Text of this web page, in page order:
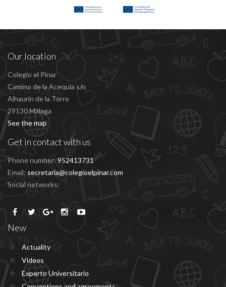
Our location
Colegio el Pinar
Camino de la Acequía s/n
Alhaurín de la Torre
29130 Málaga
See the map
Get in contact with us
Phone number: 952413731
Email: secretaria@colegioelpinar.com
Social networks:
New
Actuality
Vídeos
Experto Universitario